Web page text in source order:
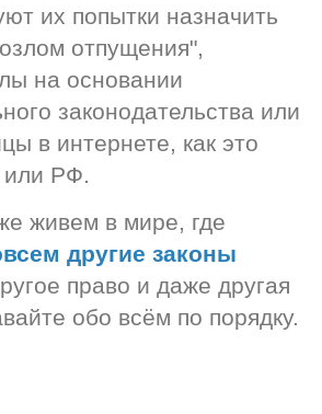
их попытки назначить
отпущения",
на основании
законодательства или
в интернете, как это
или РФ.
другие законы
право и даже другая
обо всём по порядку.